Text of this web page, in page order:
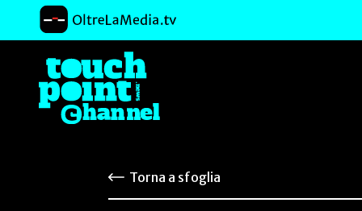
Torna a sfoglia